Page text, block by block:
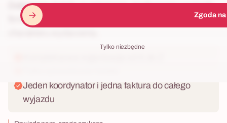
Tylko niezbędne
Zgoda
Dobieramy hotele na integracje, konferencje i wyjazdy
firmowe — dopasowane do liczby osób, budżetu i
Jeden koordynator i jedna faktura do całego
wyjazdu